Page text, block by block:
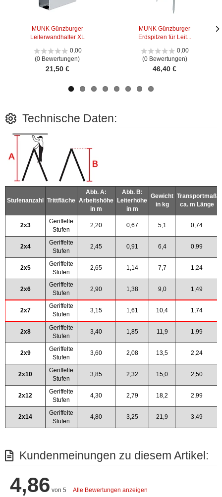
MUNK Günzburger
Leiterwandhalter XL
0,00
(0 Bewertungen)
21,50 €
MUNK Günzburger
Erdspitzen für Leit...
0,00
(0 Bewertungen)
46,40 €
Technische Daten:
Stufenanzahl Trittfläche
Abb. A:
Arbeitshöhe
in m
Abb. B:
Leiterhöhe
in m
Gewicht
in kg
Transportmaß
ca. m Länge
2x3
Geriffelte
Stufen
2,20 0,67 5,1 0,74
2x4
Geriffelte
Stufen
2,45 0,91 6,4 0,99
2x5
Geriffelte
Stufen
2,65 1,14 7,7 1,24
2x6
Geriffelte
Stufen
2,90 1,38 9,0 1,49
2x7
Geriffelte
Stufen
3,15 1,61 10,4 1,74
2x8
Geriffelte
Stufen
3,40 1,85 11,9 1,99
2x9
Geriffelte
Stufen
3,60 2,08 13,5 2,24
2x10
Geriffelte
Stufen
3,85 2,32 15,0 2,50
2x12
Geriffelte
Stufen
4,30 2,79 18,2 2,99
2x14
Geriffelte
Stufen
4,80 3,25 21,9 3,49
Kundenmeinungen zu diesem Artikel:
4,86 von 5 Alle Bewertungen anzeigen